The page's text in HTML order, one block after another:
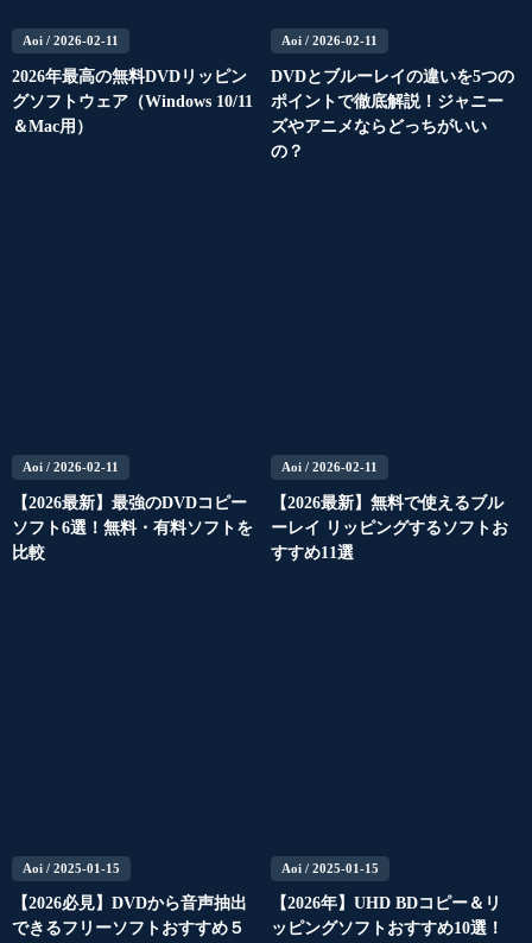
Aoi / 2026-02-11
2026年最高の無料DVDリッピン
グソフトウェア（Windows 10/11
＆Mac用）
Aoi/ 2026-02-11
DVDとブルーレイの違いを5つの
ポイントで徹底解説！ジャニー
ズやアニメならどっちがいい
の？
Aoi / 2026-02-11
【2026最新】最強のDVDコピー
ソフト6選！無料・有料ソフトを
比較
Aoi/ 2026-02-11
【2026最新】無料で使えるブル
ーレイ リッピングするソフトお
すすめ11選
Aoi / 2025-01-15
【2026必見】DVDから音声抽出
できるフリーソフトおすすめ５
Aoi/ 2025-01-15
【2026年】UHD BDコピー＆リ
ッピングソフトおすすめ10選！